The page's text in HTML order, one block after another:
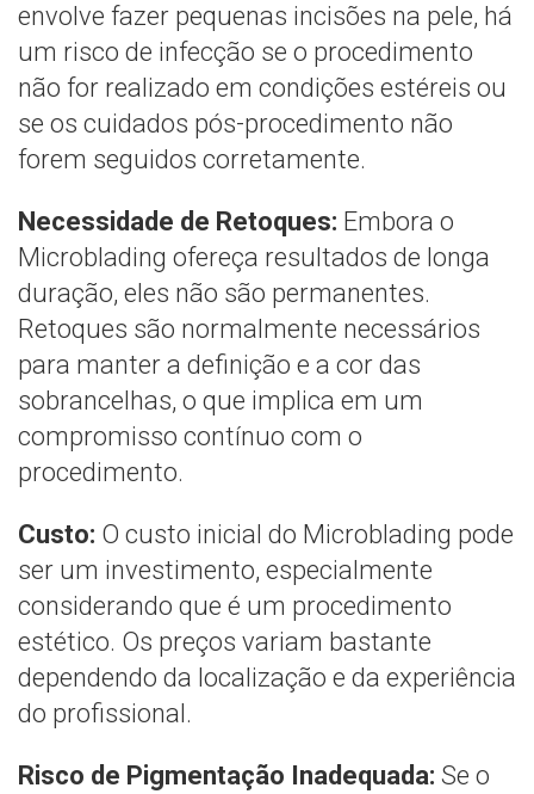
envolve fazer pequenas incisões na pele, há
um risco de infecção se o procedimento
não for realizado em condições estéreis ou
se os cuidados pós-procedimento não
forem seguidos corretamente.
Necessidade de Retoques: Embora o
Microblading ofereça resultados de longa
duração, eles não são permanentes.
Retoques são normalmente necessários
para manter a definição e a cor das
sobrancelhas, o que implica em um
compromisso contínuo com o
procedimento.
Custo: O custo inicial do Microblading pode
ser um investimento, especialmente
considerando que é um procedimento
estético. Os preços variam bastante
dependendo da localização e da experiência
do profissional.
Risco de Pigmentação Inadequada: Se o